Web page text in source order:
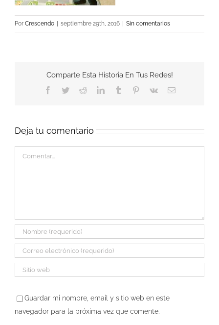
Por Crescendo | septiembre 29th, 2016 | Sin comentarios
Comparte Esta Historia En Tus Redes!
Facebook
TwitterRedditLinkedInTumblr Pinterest
Vk
Correo
Deja tu comentario
Comentar
Guardar mi nombre, email y sitio web en este
navegador para la próxima vez que comente.